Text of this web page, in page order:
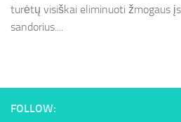
turėtų visiškai eliminuoti žmogaus
sandorius....
FOLLOW: